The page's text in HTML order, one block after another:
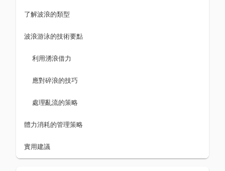
了解波浪的類型
波浪游泳的技術要點
利用湧浪借力
應對碎浪的技巧
處理亂流的策略
體力消耗的管理策略
實用建議